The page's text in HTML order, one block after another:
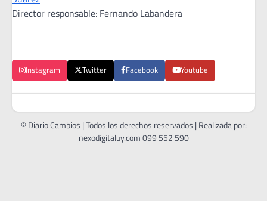
Director responsable: Fernando Labandera
Instagram Twitter Facebook Youtube